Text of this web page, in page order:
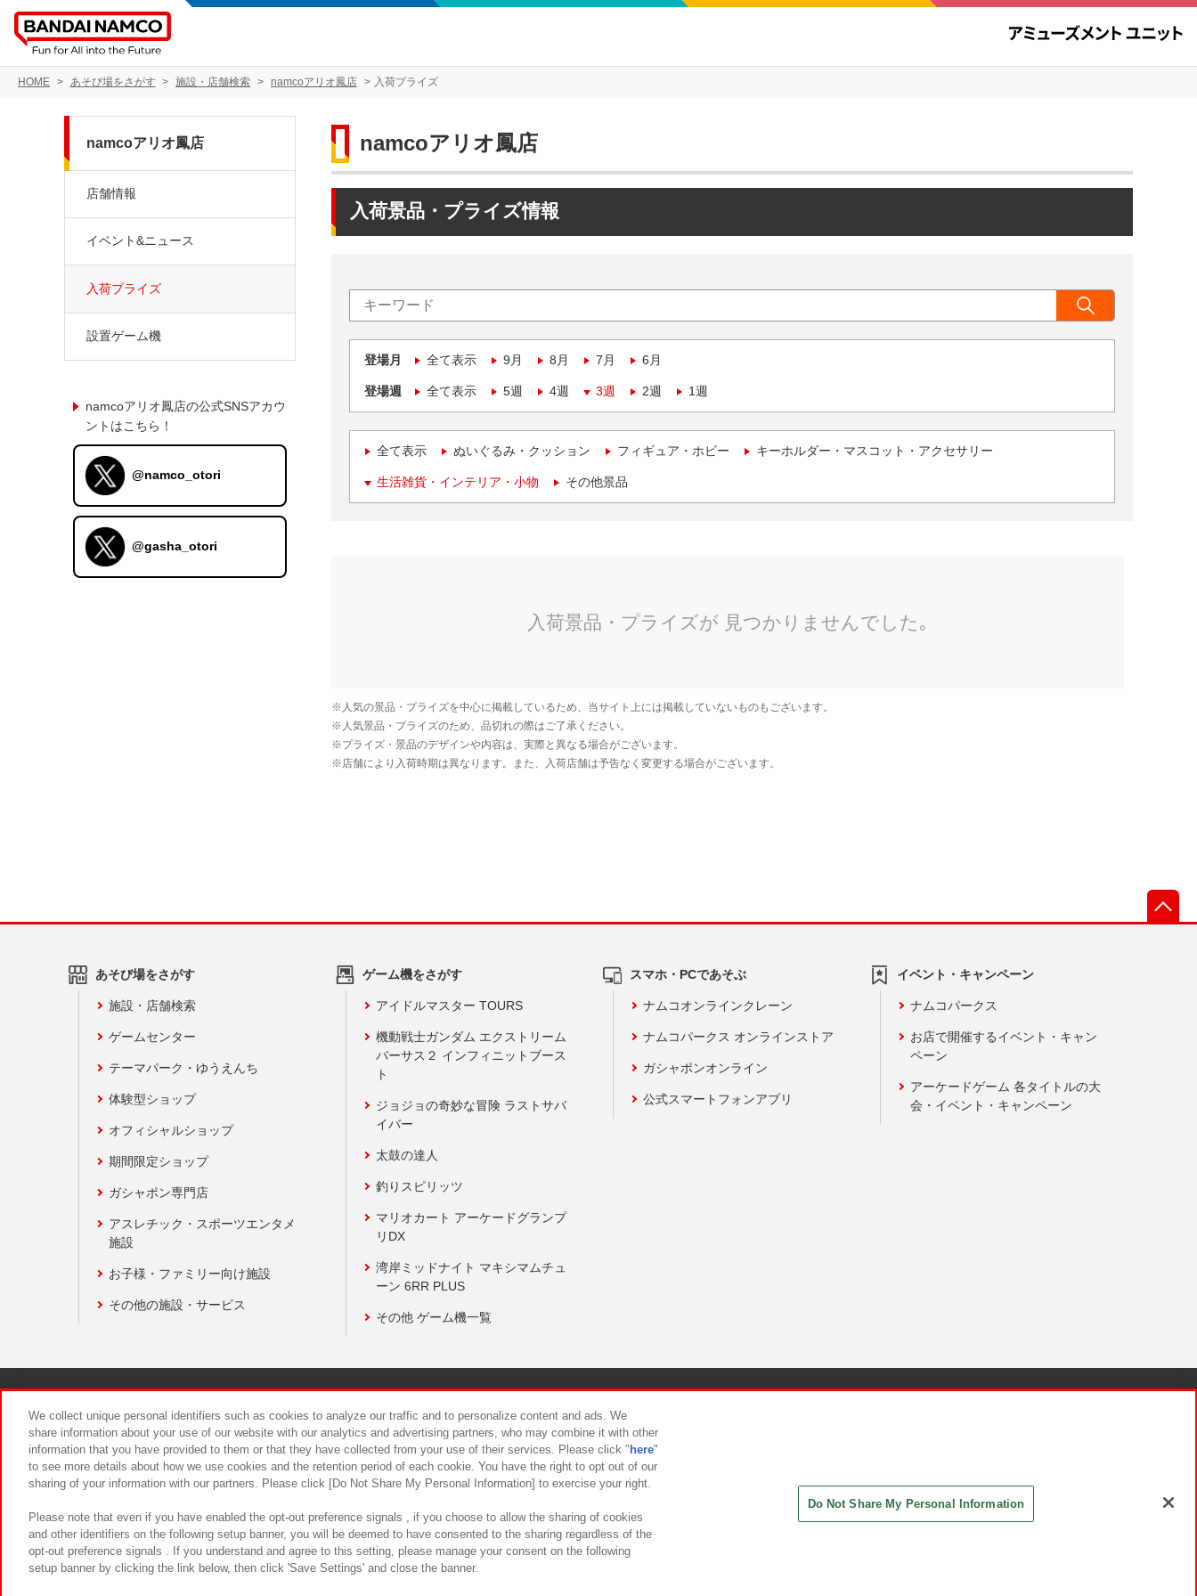
HOME あそび場をさがす 施設・店舗検索 namcoアリオ鳳店 入荷プライズ
namcoアリオ鳳店
入荷景品・プライズ情報
登場月 全て表示 9月 8月 7月 6月
登場週 全て表示 5週 4週 3週 2週 1週
全て表示 ぬいぐるみ・クッション フィギュア・ホビー キーホルダー・マスコット・アクセサリー
生活雑貨・インテリア・小物 その他景品
namcoアリオ鳳店
店舗情報
イベント&ニュース
入荷プライズ
設置ゲーム機
namcoアリオ鳳店の公式SNSアカウ
ントはこちら！
@namco_otori
@gasha_otori
あそび場をさがす
施設・店舗検索
ゲームセンター
テーマパーク・ゆうえんち
体験型ショップ
オフィシャルショップ
期間限定ショップ
ガシャポン専門店
アスレチック・スポーツエンタメ
施設
お子様・ファミリー向け施設
その他の施設・サービス
ゲーム機をさがす
アイドルマスター TOURS
機動戦士ガンダム エクストリーム
バーサス２ インフィニットブース
ト
ジョジョの奇妙な冒険 ラストサバ
イバー
太鼓の達人
釣りスピリッツ
マリオカート アーケードグランプ
リDX
湾岸ミッドナイト マキシマムチュ
ーン 6RR PLUS
その他 ゲーム機一覧
スマホ・PCであそぶ
ナムコオンラインクレーン
ナムコパークス オンラインストア
ガシャポンオンライン
公式スマートフォンアプリ
イベント・キャンペーン
ナムコパークス
お店で開催するイベント・キャン
ペーン
アーケードゲーム 各タイトルの大
会・イベント・キャンペーン
食品のご提供について カスタマーハラスメント対応方針
We collect unique personal identifiers such as cookies to analyze our traffic and to personalize content and ads. We
share information about your use of our website with our analytics and advertising partners, who may combine it with other
information that you have provided to them or that they have collected from your use of their services. Please click " here"
to see more details about how we use cookies and the retention period of each cookie. You have the right to opt out of our
sharing of your information with our partners. Please click [Do Not Share My Personal Information] to exercise your right.
Please note that even if you have enabled the opt-out preference signals , if you choose to allow the sharing of cookies
and other identifiers on the following setup banner, you will be deemed to have consented to the sharing regardless of the
opt-out preference signals . If you understand and agree to this setting, please manage your consent on the following
setup banner by clicking the link below, then click 'Save Settings' and close the banner.
Do Not Share My Personal Information